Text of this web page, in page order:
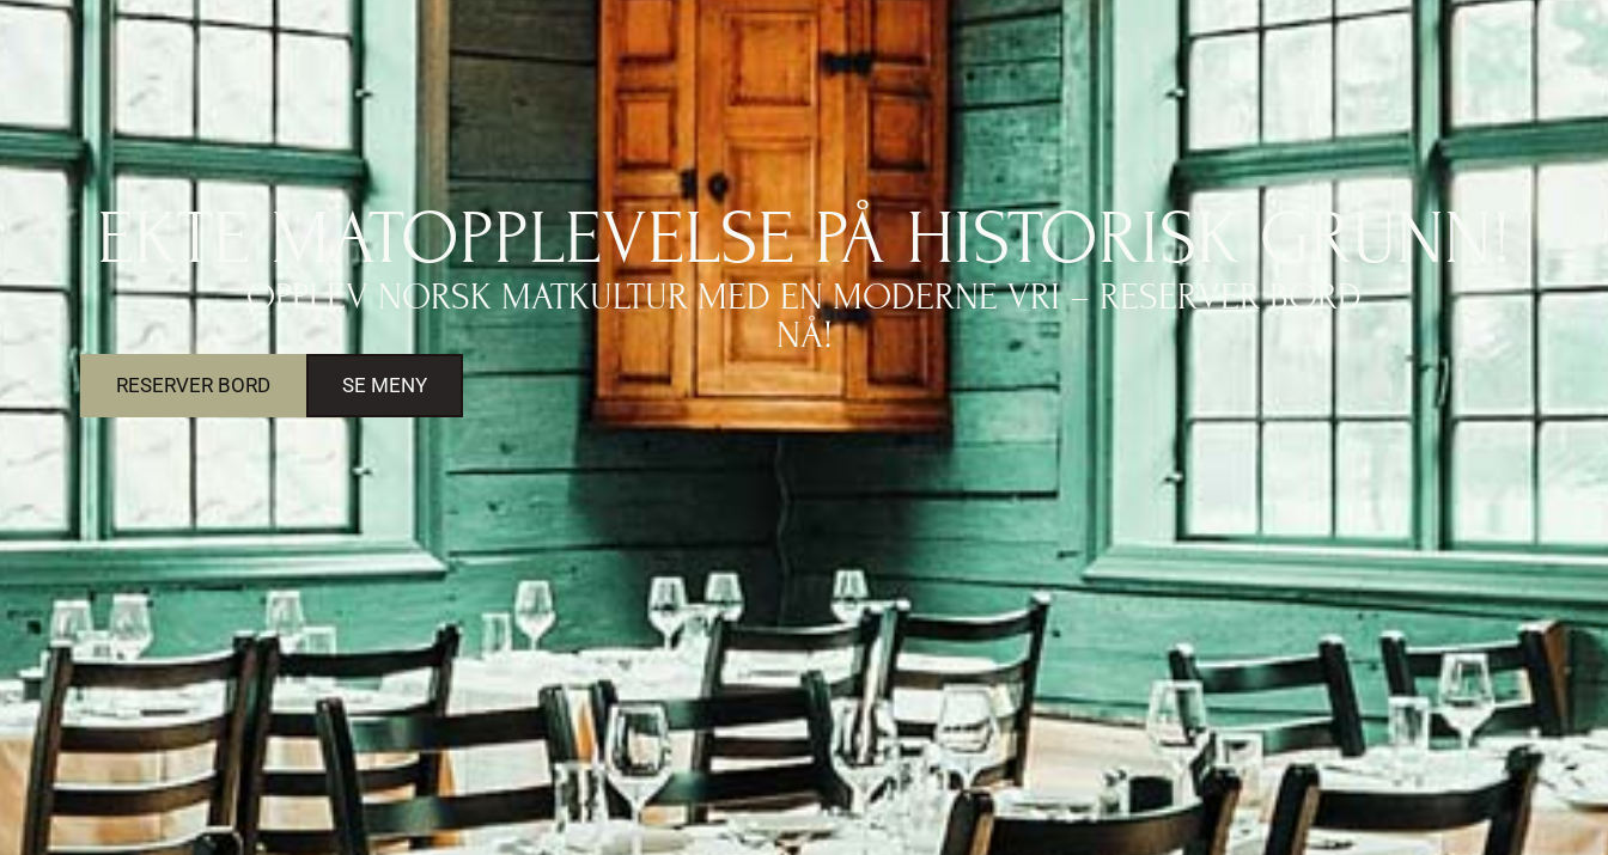
EKTE MATOPPLEVELSE PÅ HISTORISK GRUNN!
OPPLEV NORSK MATKULTUR MED EN MODERNE VRI – RESERVER BORD
NÅ!
RESERVER BORD SE MENY